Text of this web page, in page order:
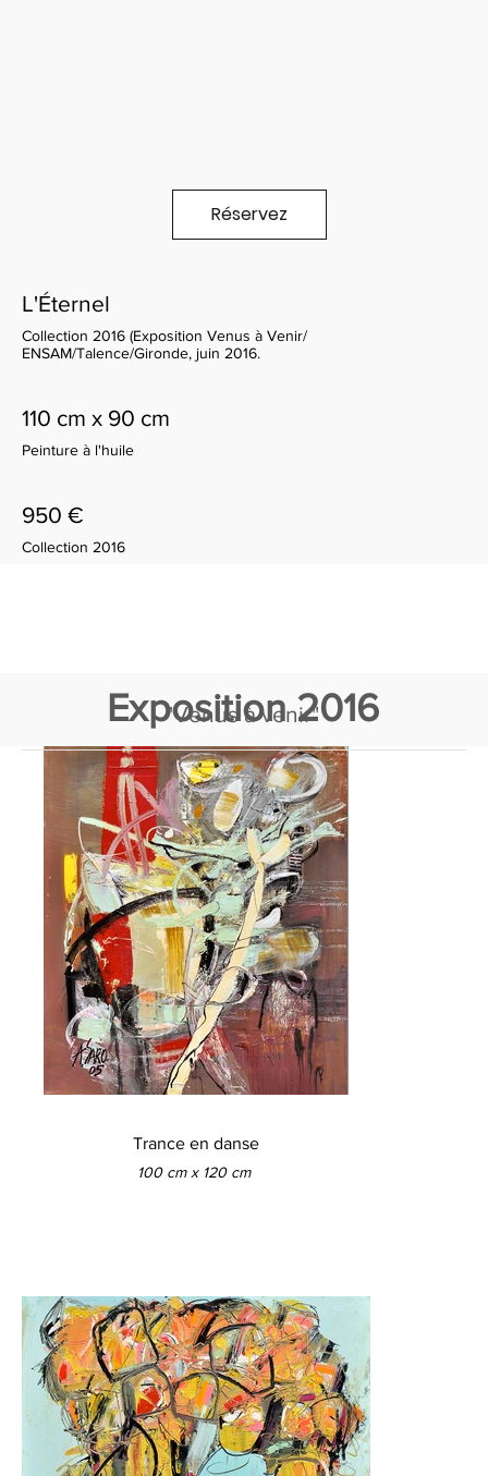
L'Éternel
Collection 2016 (Exposition Venus à Venir/
ENSAM/Talence/Gironde, juin 2016.
110 cm x 90 cm
Peinture à l'huile
950 €
Collection 2016
Réservez
Trance en danse
100 cm x 120 cm
"Venus à venir"
Exposition 2016